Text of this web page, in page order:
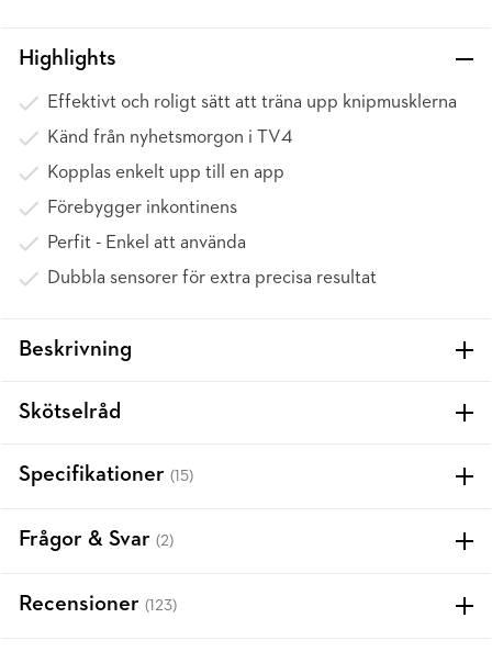
Highlights
Effektivt och roligt sätt att träna upp knipmusklerna
Känd från nyhetsmorgon i TV4
Kopplas enkelt upp till en app
Förebygger inkontinens
Perfit - Enkel att använda
Dubbla sensorer för extra precisa resultat
Beskrivning
Skötselråd
Specifikationer (15)
Frågor & Svar (2)
Recensioner (123)